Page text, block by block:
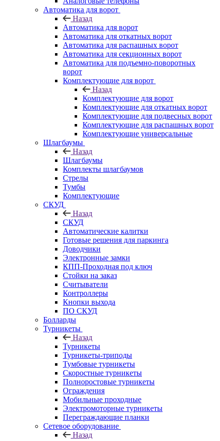
Автоматика для ворот
Назад
Автоматика для ворот
Автоматика для откатных ворот
Автоматика для распашных ворот
Автоматика для секционных ворот
Автоматика для подъемно-поворотных
ворот
Комплектующие для ворот
Назад
Комплектующие для ворот
Комплектующие для откатных ворот
Комплектующие для подвесных ворот
Комплектующие для распашных ворот
Комплектующие универсальные
Шлагбаумы
Назад
Шлагбаумы
Комплекты шлагбаумов
Стрелы
Тумбы
Комплектующие
СКУД
Назад
СКУД
Автоматические калитки
Готовые решения для паркинга
Доводчики
Электронные замки
КПП-Проходная под ключ
Стойки на заказ
Считыватели
Контроллеры
Кнопки выхода
ПО СКУД
Болларды
Турникеты
Назад
Турникеты
Турникеты-триподы
Тумбовые турникеты
Скоростные турникеты
Полноростовые турникеты
Ограждения
Мобильные проходные
Электромоторные турникеты
Переграждающие планки
Сетевое оборудование
Назад